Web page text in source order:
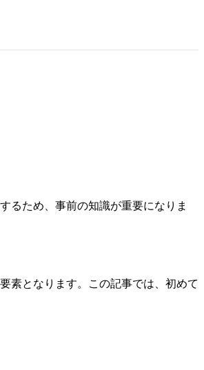
るため、事前の知識が重要になりま
素となります。この記事では、初めて